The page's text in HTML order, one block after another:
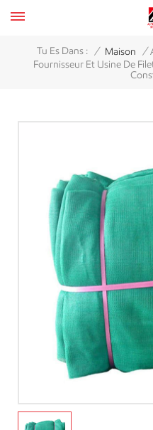
Tu Es Dans : / Maison /
Fournisseur Et Usine De